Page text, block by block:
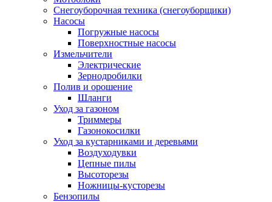
Снегоуборочная техника (снегоуборщики)
Насосы
Погружные насосы
Поверхностные насосы
Измельчители
Электрические
Зернодробилки
Полив и орошение
Шланги
Уход за газоном
Триммеры
Газонокосилки
Уход за кустарниками и деревьями
Воздуходувки
Цепные пилы
Высоторезы
Ножницы-кусторезы
Бензопилы